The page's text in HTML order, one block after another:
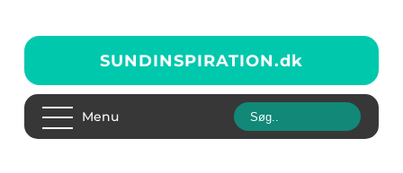
SUNDINSPIRATION.dk
Menu